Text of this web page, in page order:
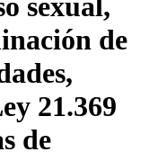
sexual,
de
21.369
de